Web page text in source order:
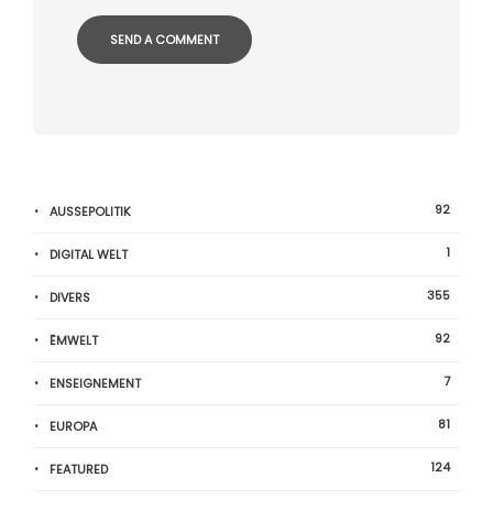
AUSSEPOLITIK 92
DIGITAL WELT 1
DIVERS 355
ËMWELT 92
ENSEIGNEMENT 7
EUROPA 81
FEATURED 124